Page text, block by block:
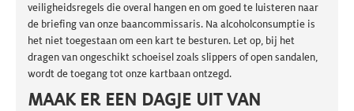
veiligheidsregels die overal hangen en om goed te luisteren naar
de briefing van onze baancommissaris. Na alcoholconsumptie is
het niet toegestaan om een kart te besturen. Let op, bij het
dragen van ongeschikt schoeisel zoals slippers of open sandalen,
wordt de toegang tot onze kartbaan ontzegd.
MAAK ER EEN DAGJE UIT VAN